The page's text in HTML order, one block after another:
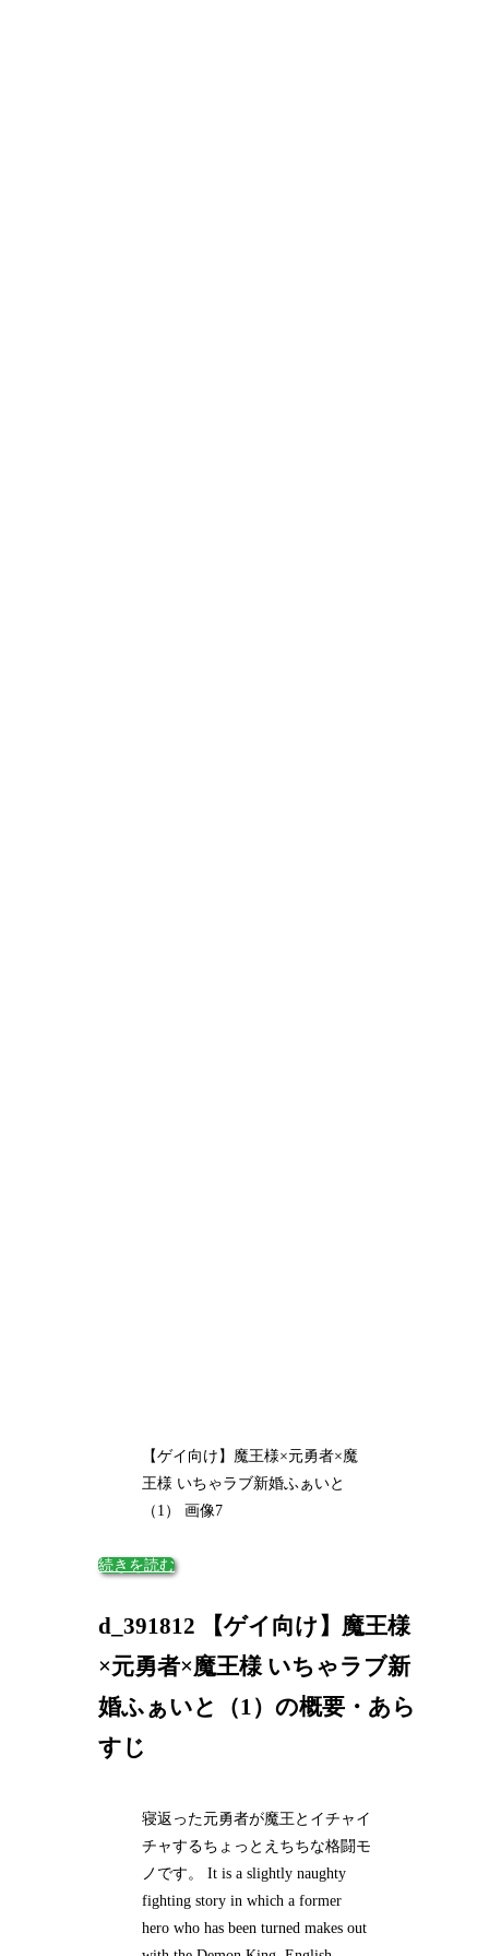
【ゲイ向け】魔王様×元勇者×魔
王様 いちゃラブ新婚ふぁいと
（1） 画像7
続きを読む
d_391812 【ゲイ向け】魔王様
×元勇者×魔王様 いちゃラブ新
婚ふぁいと（1）の概要・あら
すじ
寝返った元勇者が魔王とイチャイ
チャするちょっとえちちな格闘モ
ノです。 It is a slightly naughty
fighting story in which a former
hero who has been turned makes out